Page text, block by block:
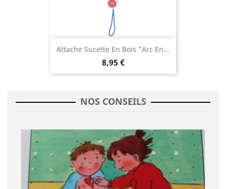
Attache Sucette En Bois "Arc En...
8,95 €
NOS CONSEILS